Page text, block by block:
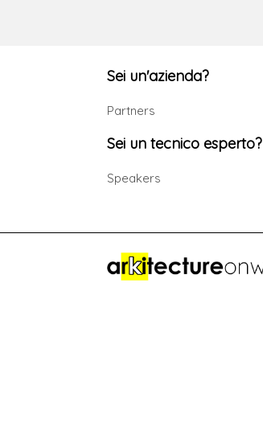
Sei un'azienda?
Partners
Sei un tecnico esperto?
Speakers